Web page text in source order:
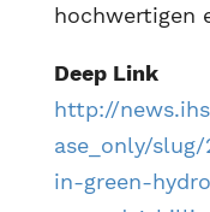
hochwertigen
Deep Link
http://
ase_only/
in-green-